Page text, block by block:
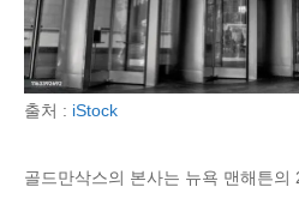
출처 : iStock
골드만삭스의 본사는 뉴욕 맨해튼의